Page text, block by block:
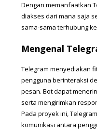
Dengan memanfaatkan
diakses dari mana saja
sama-sama terhubung
Mengenal
Telegram menyediakan
pengguna berinteraksi
pesan. Bot dapat
serta mengirimkan
Pada proyek ini,
komunikasi antara